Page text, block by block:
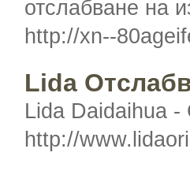
отслабване на
http://xn--
Lida
Lida Daidaihua
http://